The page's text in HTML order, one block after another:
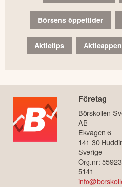
Börsens öppettider
Aktietips
Företag
Börskollen
AB
Ekvägen 6
141 30
Sverige
Org.nr:
5141